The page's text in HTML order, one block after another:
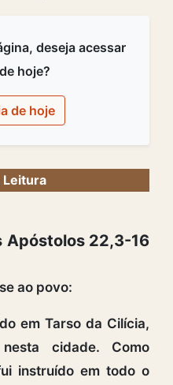
deseja acessar
hoje?
de hoje
Leitura
Apóstolos 22,3-16
ao povo:
em Tarso da Cilícia,
cidade. Como
instruído em todo o